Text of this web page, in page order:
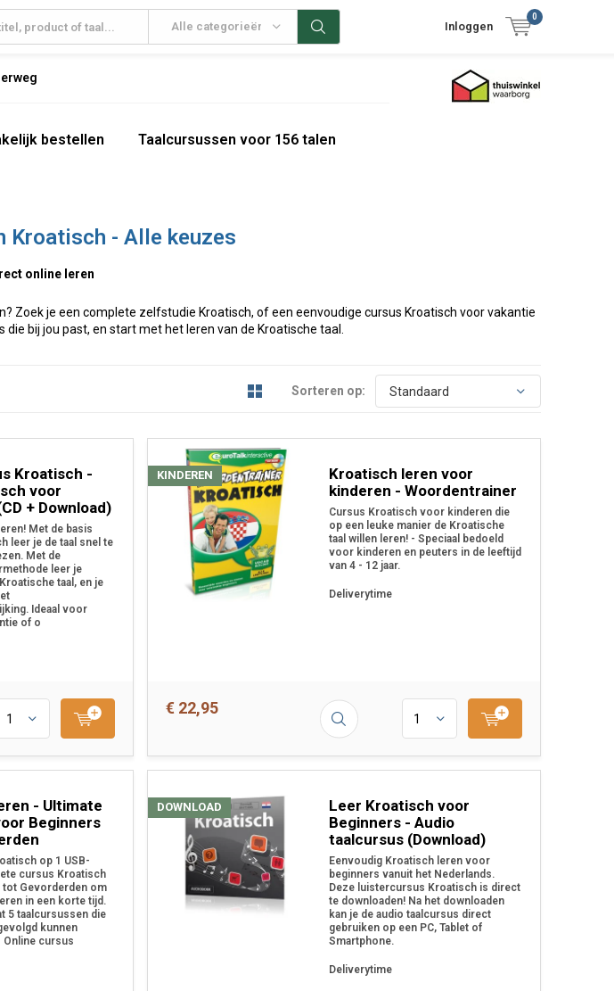
Alle categorieën Inloggen
0
bestellen Taalcursussen voor 156 talen
Kroatisch - Alle keuzes
online leren
Zoek je een complete zelfstudie Kroatisch, of een eenvoudige cursus Kroatisch voor vakantie
bij jou past, en start met het leren van de Kroatische taal.
Sorteren op:
Kroatisch -
voor
+ Download)
Met de basis
leer je de taal snel te
Met de
leer je
taal, en je
Ideaal voor
of o
Kroatisch leren voor
kinderen - Woordentrainer
Cursus Kroatisch voor kinderen die
op een leuke manier de Kroatische
taal willen leren! - Speciaal bedoeld
voor kinderen en peuters in de leeftijd
van 4 - 12 jaar.
Deliverytime
KINDEREN
€ 22,95
- Ultimate
Beginners
op 1 USB-
cursus Kroatisch
Gevorderden om
in een korte tijd.
5 taalcursussen die
kunnen
Online cursus
Leer Kroatisch voor
Beginners - Audio
taalcursus (Download)
Eenvoudig Kroatisch leren voor
beginners vanuit het Nederlands.
Deze luistercursus Kroatisch is direct
te downloaden! Na het downloaden
kan je de audio taalcursus direct
gebruiken op een PC, Tablet of
Smartphone.
Deliverytime
DOWNLOAD